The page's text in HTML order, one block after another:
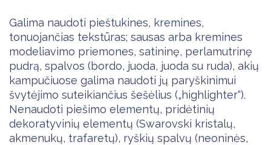
Galima naudoti pieštukines, kremines,
tonuojančias tekstūras; sausas arba kremines
modeliavimo priemones, satininę, perlamutrinę
pudrą, spalvos (bordo, juoda, juoda su ruda), akių
kampučiuose galima naudoti jų paryškinimui
švytėjimo suteikiančius šešėlius („highlighter“).
Nenaudoti piešimo elementų, pridėtinių
dekoratyvinių elementų (Swarovski kristalų,
akmenukų, trafaretų), ryškių spalvų (neoninės,